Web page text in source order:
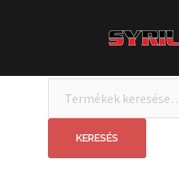
következőre:
KERESÉS